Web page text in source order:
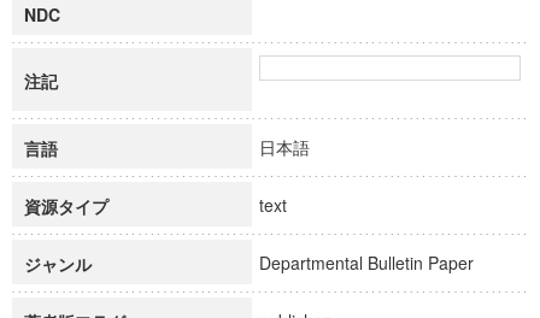
NDC
注記
言語 日本語
資源タイプ text
ジャンル Departmental Bulletin Paper